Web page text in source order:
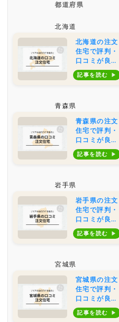
都道府県
北海道
北海道の注文
住宅で評判・
口コミが良い
おすすめの建
築会社・工務
相場もご紹介
記事を読む
青森県
青森県の注文
住宅で評判・
口コミが良い
おすすめの建
築会社・工務
相場もご紹介
記事を読む
岩手県
岩手県の注文
住宅で評判・
口コミが良い
おすすめの建
築会社・工務
相場もご紹介
記事を読む
宮城県
宮城県の注文
住宅で評判・
口コミが良い
おすすめの建
築会社・工務
記事を読む